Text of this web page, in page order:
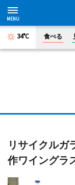
34°C 食べる
リサイクルガ
作ワイングラ